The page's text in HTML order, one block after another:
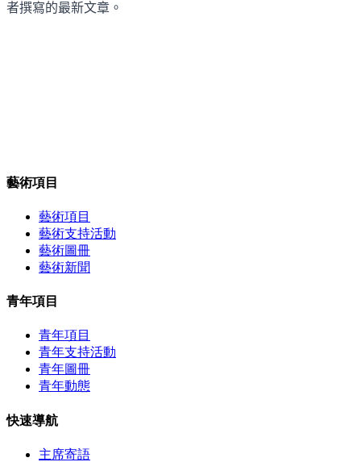
者撰寫的最新文章。
藝術項目
藝術項目
藝術支持活動
藝術圖冊
藝術新聞
青年項目
青年項目
青年支持活動
青年圖冊
青年動態
快速導航
主席寄語